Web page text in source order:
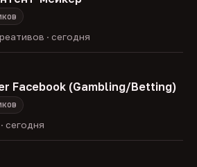
· сегодня
Facebook (Gambling/Betting)
сегодня